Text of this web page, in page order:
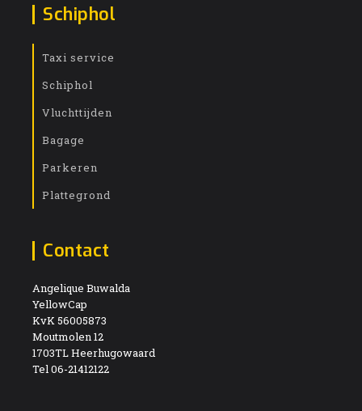
Schiphol
Taxi service
Schiphol
Vluchttijden
Bagage
Parkeren
Plattegrond
Contact
Angelique Buwalda
YellowCap
KvK 56005873
Moutmolen 12
1703TL Heerhugowaard
Tel 06-21412122